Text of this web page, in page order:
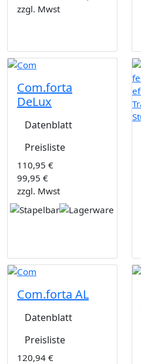
zzgl. Mwst
Com.forta
DeLux
Datenblatt
Preisliste
110,95 €
99,95 €
zzgl. Mwst
Com.forta AL
Datenblatt
Preisliste
120,94 €